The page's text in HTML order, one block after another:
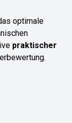
optimale
praktischer